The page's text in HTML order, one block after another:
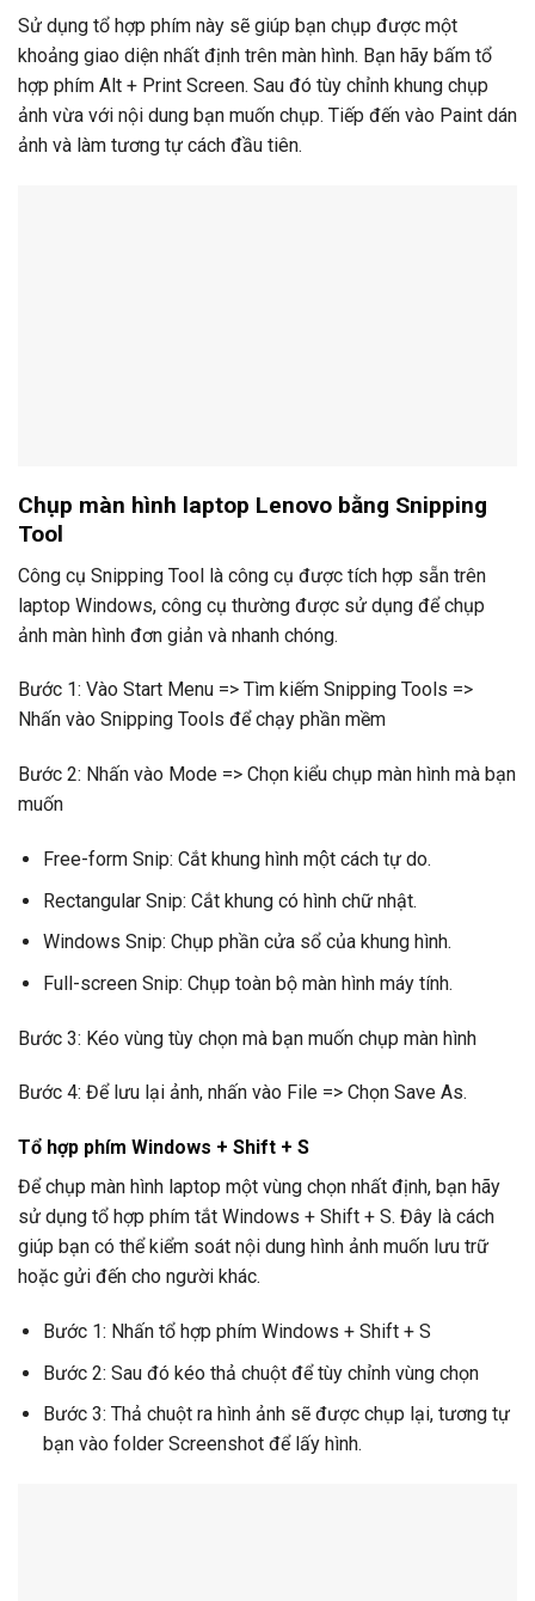
Sử dụng tổ hợp phím này sẽ giúp bạn chụp được một
khoảng giao diện nhất định trên màn hình. Bạn hãy bấm tổ
hợp phím Alt + Print Screen. Sau đó tùy chỉnh khung chụp
ảnh vừa với nội dung bạn muốn chụp. Tiếp đến vào Paint dán
ảnh và làm tương tự cách đầu tiên.
Chụp màn hình laptop Lenovo bằng Snipping
Tool
Công cụ Snipping Tool là công cụ được tích hợp sẵn trên
laptop Windows, công cụ thường được sử dụng để chụp
ảnh màn hình đơn giản và nhanh chóng.
Bước 1: Vào Start Menu => Tìm kiếm Snipping Tools =>
Nhấn vào Snipping Tools để chạy phần mềm
Bước 2: Nhấn vào Mode => Chọn kiểu chụp màn hình mà bạn
muốn
Free-form Snip: Cắt khung hình một cách tự do.
Rectangular Snip: Cắt khung có hình chữ nhật.
Windows Snip: Chụp phần cửa sổ của khung hình.
Full-screen Snip: Chụp toàn bộ màn hình máy tính.
Bước 3: Kéo vùng tùy chọn mà bạn muốn chụp màn hình
Bước 4: Để lưu lại ảnh, nhấn vào File => Chọn Save As.
Tổ hợp phím Windows + Shift + S
Để chụp màn hình laptop một vùng chọn nhất định, bạn hãy
sử dụng tổ hợp phím tắt Windows + Shift + S. Đây là cách
giúp bạn có thể kiểm soát nội dung hình ảnh muốn lưu trữ
hoặc gửi đến cho người khác.
Bước 1: Nhấn tổ hợp phím Windows + Shift + S
Bước 2: Sau đó kéo thả chuột để tùy chỉnh vùng chọn
Bước 3: Thả chuột ra hình ảnh sẽ được chụp lại, tương tự
bạn vào folder Screenshot để lấy hình.